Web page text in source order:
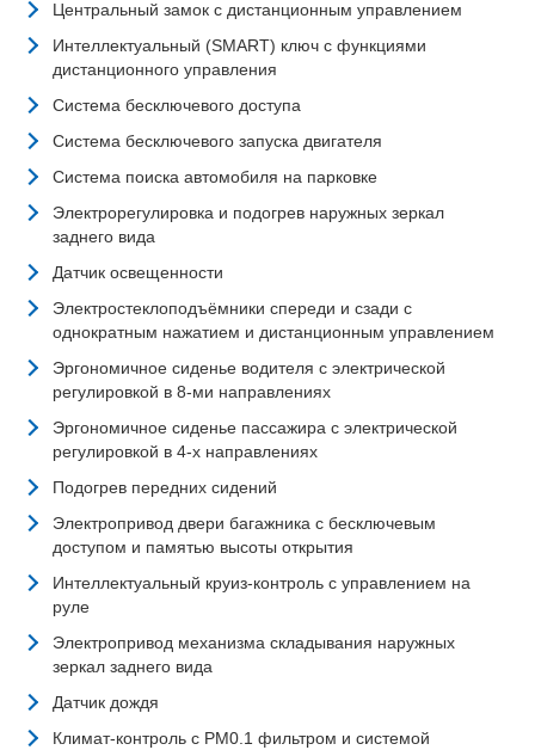
Центральный замок с дистанционным управлением
Интеллектуальный (SMART) ключ с функциями
дистанционного управления
Система бесключевого доступа
Система бесключевого запуска двигателя
Система поиска автомобиля на парковке
Электрорегулировка и подогрев наружных зеркал
заднего вида
Датчик освещенности
Электростеклоподъёмники спереди и сзади с
однократным нажатием и дистанционным управлением
Эргономичное сиденье водителя с электрической
регулировкой в 8-ми направлениях
Эргономичное сиденье пассажира с электрической
регулировкой в 4-х направлениях
Подогрев передних сидений
Электропривод двери багажника с бесключевым
доступом и памятью высоты открытия
Интеллектуальный круиз-контроль с управлением на
руле
Электропривод механизма складывания наружных
зеркал заднего вида
Датчик дождя
Климат-контроль с PM0.1 фильтром и системой